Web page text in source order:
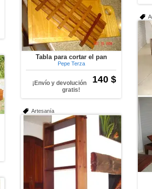
Tabla para cortar el pan
Pepe Terza
140 $
¡Envío y devolución
gratis!
Artesanía